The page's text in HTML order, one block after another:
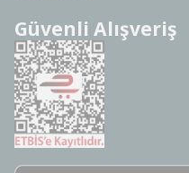
Güvenli Alışveriş